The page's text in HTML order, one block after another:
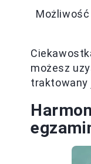
możesz
traktowany